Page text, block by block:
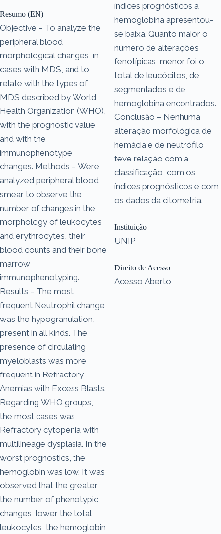
Resumo (EN)
Objective – To analyze the
peripheral blood
morphological changes, in
cases with MDS, and to
relate with the types of
MDS described by World
Health Organization (WHO),
with the prognostic value
and with the
immunophenotype
changes. Methods – Were
analyzed peripheral blood
smear to observe the
number of changes in the
morphology of leukocytes
and erythrocytes, their
blood counts and their bone
marrow
immunophenotyping.
Results – The most
frequent Neutrophil change
was the hypogranulation,
present in all kinds. The
presence of circulating
myeloblasts was more
frequent in Refractory
Anemias with Excess Blasts.
Regarding WHO groups,
the most cases was
Refractory cytopenia with
multilineage dysplasia. In the
worst prognostics, the
hemoglobin was low. It was
observed that the greater
the number of phenotypic
changes, lower the total
leukocytes, the hemoglobin
índices prognósticos a
hemoglobina apresentou-
se baixa. Quanto maior o
número de alterações
fenotípicas, menor foi o
total de leucócitos, de
segmentados e de
hemoglobina encontrados.
Conclusão – Nenhuma
alteração morfológica de
hemácia e de neutrófilo
teve relação com a
classificação, com os
índices prognósticos e com
os dados da citometria.
Instituição
UNIP
Direito de Acesso
Acesso Aberto